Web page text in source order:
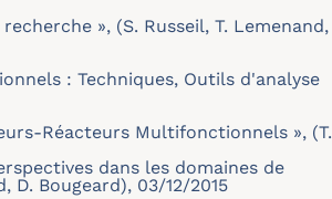
», (S. Russeil, T. Lemenand,
: Techniques, Outils d'analyse
Réacteurs Multifonctionnels », (T.
dans les domaines de
D. Bougeard), 03/12/2015